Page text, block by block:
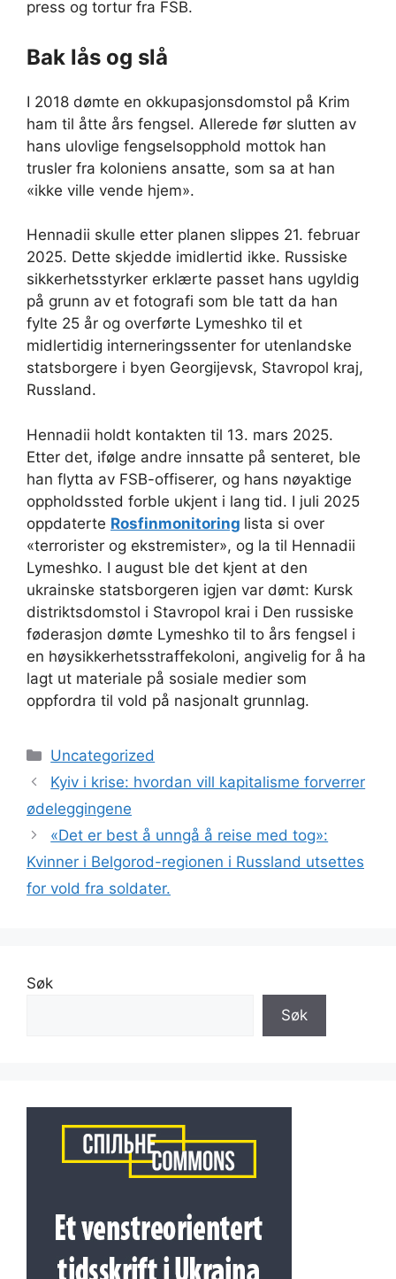
press og tortur fra FSB.
Bak lås og slå
I 2018 dømte en okkupasjonsdomstol på Krim
ham til åtte års fengsel. Allerede før slutten av
hans ulovlige fengselsopphold mottok han
trusler fra koloniens ansatte, som sa at han
«ikke ville vende hjem».
Hennadii skulle etter planen slippes 21. februar
2025. Dette skjedde imidlertid ikke. Russiske
sikkerhetsstyrker erklærte passet hans ugyldig
på grunn av et fotografi som ble tatt da han
fylte 25 år og overførte Lymeshko til et
midlertidig interneringssenter for utenlandske
statsborgere i byen Georgijevsk, Stavropol kraj,
Russland.
Hennadii holdt kontakten til 13. mars 2025.
Etter det, ifølge andre innsatte på senteret, ble
han flytta av FSB-offiserer, og hans nøyaktige
oppholdssted forble ukjent i lang tid. I juli 2025
oppdaterte Rosfinmonitoring lista si over
«terrorister og ekstremister», og la til Hennadii
Lymeshko. I august ble det kjent at den
ukrainske statsborgeren igjen var dømt: Kursk
distriktsdomstol i Stavropol krai i Den russiske
føderasjon dømte Lymeshko til to års fengsel i
en høysikkerhetsstraffekoloni, angivelig for å ha
lagt ut materiale på sosiale medier som
oppfordra til vold på nasjonalt grunnlag.
Kategorier
Uncategorized
Kyiv i krise: hvordan vill kapitalisme forverrer
ødeleggingene
«Det er best å unngå å reise med tog»:
Kvinner i Belgorod-regionen i Russland utsettes
for vold fra soldater.
Søk
Søk